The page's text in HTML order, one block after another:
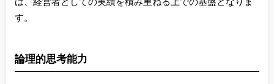
は、経営者としての実績を積み重ねる上での基盤となりま
す。
論理的思考能力